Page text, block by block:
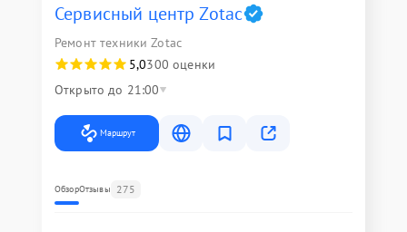
Сервисный центр Zotac
Ремонт техники Zotac
5,0300 оценки
Открыто до 21:00
Маршрут
ОбзорОтзывы 275